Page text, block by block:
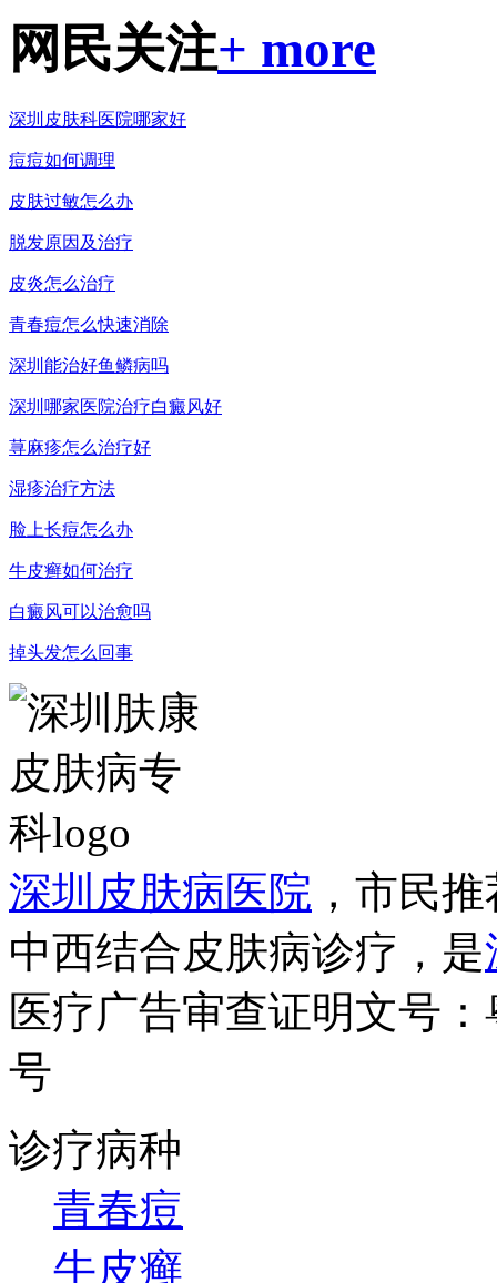
网民关注+ more
深圳皮肤科医院哪家好
痘痘如何调理
皮肤过敏怎么办
脱发原因及治疗
皮炎怎么治疗
青春痘怎么快速消除
深圳能治好鱼鳞病吗
深圳哪家医院治疗白癜风好
荨麻疹怎么治疗好
湿疹治疗方法
脸上长痘怎么办
牛皮癣如何治疗
白癜风可以治愈吗
掉头发怎么回事
深圳皮肤病医院 ，市民
中西结合皮肤病诊疗，是
医疗广告审查证明文号
号
诊疗病种
青春痘
牛皮癣